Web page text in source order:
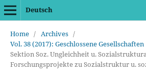
Deutsch
Home / Archives /
Vol. 38 (2017): Geschlossene Gesellschaften
Sektion Soz. Ungleichheit u.
Forschungsprojekte zu Sozialstruktur u.